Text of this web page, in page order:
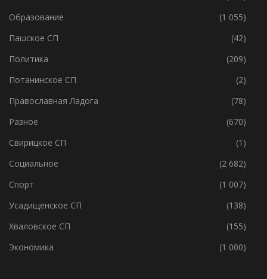
МО Г.Волхов
(238)
Образование
(1 055)
Пашское СП
(42)
Политика
(209)
Потанинское СП
(2)
Православная Ладога
(78)
Разное
(670)
Свирицкое СП
(1)
Социальное
(2 682)
Спорт
(1 007)
Усадищенское СП
(138)
Хваловское СП
(155)